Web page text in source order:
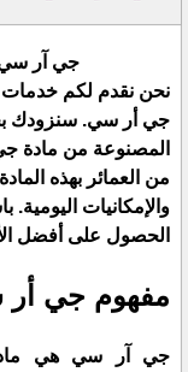
جي آر سي
نحن نقدم لكم خدمات
جي أر سي. سنزودك
المصنوعة من مادة
من العمائر بهذه
والإمكانيات
الحصول على أفضل
مفهوم جي
جي آر سي هي مادة